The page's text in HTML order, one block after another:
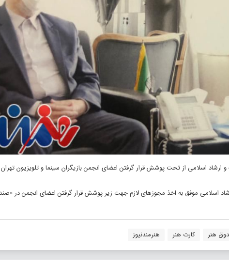
ارشاد اسلامی از تحت پوشش قرار گرفتن اعضای انجمن بازیگران سینما و تلویزیون
اسلامی موفق به اخذ مجوزهای لازم جهت زیر پوشش قرار گرفتن اعضای انجمن در
هنر کارت هنر هنرمندنیوز